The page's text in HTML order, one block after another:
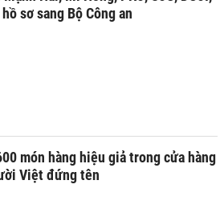
sơ sang Bộ Công an
món hàng hiệu giả trong cửa hàng
Việt đứng tên